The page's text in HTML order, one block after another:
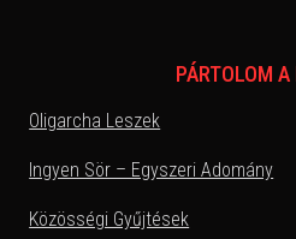
PÁRTOLOM A
Oligarcha Leszek
Ingyen Sör – Egyszeri Adomány
Közösségi Gyűjtések